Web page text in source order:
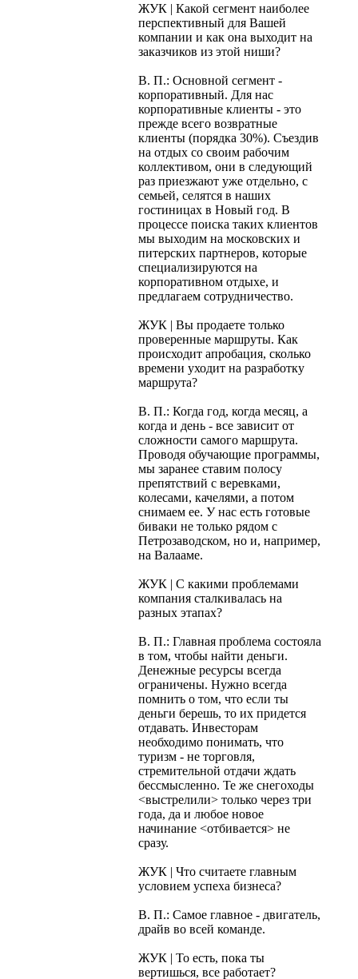
ЖУК | Какой сегмент наиболее
перспективный для Вашей
компании и как она выходит на
заказчиков из этой ниши?
В. П.: Основной сегмент -
корпоративный. Для нас
корпоративные клиенты - это
прежде всего возвратные
клиенты (порядка 30%). Съездив
на отдых со своим рабочим
коллективом, они в следующий
раз приезжают уже отдельно, с
семьей, селятся в наших
гостиницах в Новый год. В
процессе поиска таких клиентов
мы выходим на московских и
питерских партнеров, которые
специализируются на
корпоративном отдыхе, и
предлагаем сотрудничество.
ЖУК | Вы продаете только
проверенные маршруты. Как
происходит апробация, сколько
времени уходит на разработку
маршрута?
В. П.: Когда год, когда месяц, а
когда и день - все зависит от
сложности самого маршрута.
Проводя обучающие программы,
мы заранее ставим полосу
препятствий с веревками,
колесами, качелями, а потом
снимаем ее. У нас есть готовые
биваки не только рядом с
Петрозаводском, но и, например,
на Валааме.
ЖУК | С какими проблемами
компания сталкивалась на
разных этапах?
В. П.: Главная проблема состояла
в том, чтобы найти деньги.
Денежные ресурсы всегда
ограничены. Нужно всегда
помнить о том, что если ты
деньги берешь, то их придется
отдавать. Инвесторам
необходимо понимать, что
туризм - не торговля,
стремительной отдачи ждать
бессмысленно. Те же снегоходы
<выстрелили> только через три
года, да и любое новое
начинание <отбивается> не
сразу.
ЖУК | Что считаете главным
условием успеха бизнеса?
В. П.: Самое главное - двигатель,
драйв во всей команде.
ЖУК | То есть, пока ты
вертишься, все работает?